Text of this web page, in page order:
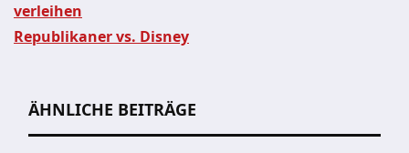
Beitragsnavigation
verleihen
Republikaner vs. Disney
ÄHNLICHE BEITRÄGE